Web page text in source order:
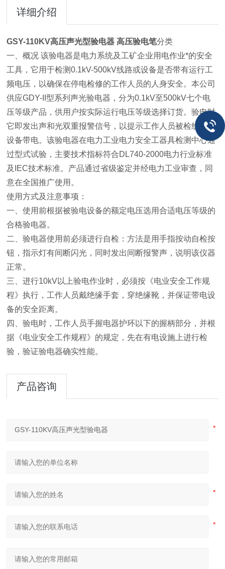
详细介绍
GSY-110KV高压声光型验电器 高压验电笔分类
一、概况 该验电器是电力系统及工矿企业用电作业*的安全
工具，它用于检测0.1kV-500kV线路或设备是否带有运行工
频电压，以确保在停电检修的工作人员的人身安全。本公司
供应GDY-II型系列声光验电器，分为0.1kV至500kV七个电
压等级产品，供用户按实际运行电压等级选择订货。验电时
它即发出声和光双重报警信号，以提示工作人员被检线路或
设备带电。该验电器在电力工业电力安全工器具检测中心通
过型式试验，主要技术指标符合DL740-2000电力行业标准
及IEC技术标准。产品通过省级鉴定并经电力工业审查，同
意在全国推广使用。
使用方式及注意事项：
一、使用前根据被验电设备的额定电压选用合适电压等级的
合格验电器。
二、验电器使用前必须进行自检：方法是用手指按动自检按
钮，指示灯有间断闪光，同时发出间断报警声，说明该仪器
正常。
三、进行10kV以上验电作业时，必须按《电业安全工作规
程》执行，工作人员戴绝缘手套，穿绝缘靴，并保证带电设
备的安全距离。
四、验电时，工作人员手握电器护环以下的握柄部分，并根
据《电业安全工作规程》的规定，先在有电设施上进行检
验，验证验电器确实性能。
产品咨询